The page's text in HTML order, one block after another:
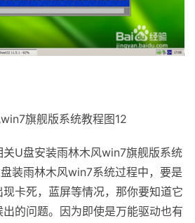
旗舰版系统教程图12
U盘安装雨林木风win7旗舰版系统
装雨林木风win7系统过程中，要是
卡死，蓝屏等情况，那你要知道它
的问题。因为即使是万能驱动也有